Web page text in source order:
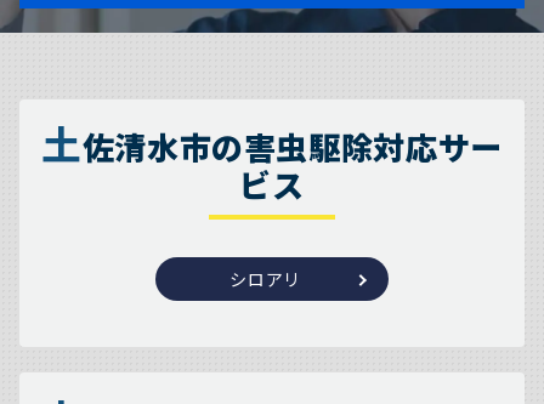
土佐清水市の害虫駆除対応サー
ビス
シロアリ